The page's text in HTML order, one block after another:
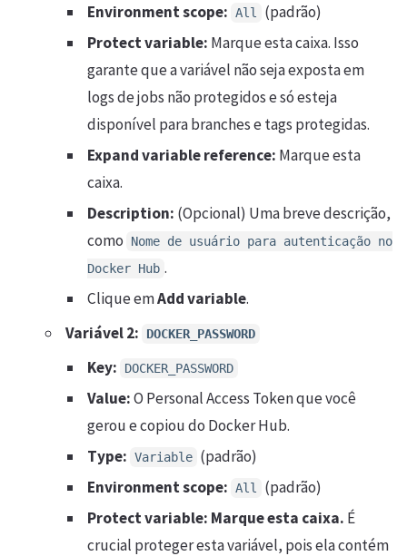
Environment scope: All
(padrão)
Protect variable: Marque esta caixa. Isso
garante que a variável não seja exposta em
logs de jobs não protegidos e só esteja
disponível para branches e tags protegidas.
Expand variable reference: Marque esta
caixa.
Description: (Opcional) Uma breve descrição,
como
Nome de usuário para autenticação no
Docker Hub .
Clique emAdd variable.
Variável 2:
DOCKER_PASSWORD
Key: DOCKER_PASSWORD
Value:O Personal Access Token que você
gerou e copiou do Docker Hub.
Type: Variable (padrão)
Environment scope: All
(padrão)
Protect variable: Marque esta caixa. É
crucial proteger esta variável, pois ela contém